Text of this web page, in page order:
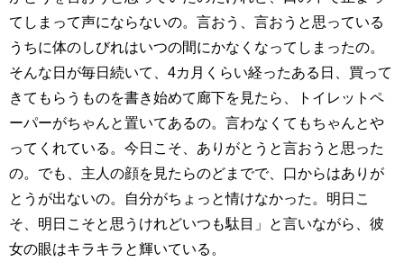
てしまって声にならないの。言おう、言おうと思っている
うちに体のしびれはいつの間にかなくなってしまったの。
そんな日が毎日続いて、4カ月くらい経ったある日、買って
きてもらうものを書き始めて廊下を見たら、トイレットペ
ーパーがちゃんと置いてあるの。言わなくてもちゃんとや
ってくれている。今日こそ、ありがとうと言おうと思った
の。でも、主人の顔を見たらのどまでで、口からはありが
とうが出ないの。自分がちょっと情けなかった。明日こ
そ、明日こそと思うけれどいつも駄目」と言いながら、彼
女の眼はキラキラと輝いている。